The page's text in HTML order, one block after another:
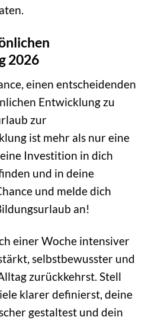
2026
einen entscheidenden
Entwicklung zu
zur
ist mehr als nur eine
Investition in dich
und in deine
und melde dich
an!
einer Woche intensiver
selbstbewusster und
zurückkehrst. Stell
klarer definierst, deine
gestaltest und dein